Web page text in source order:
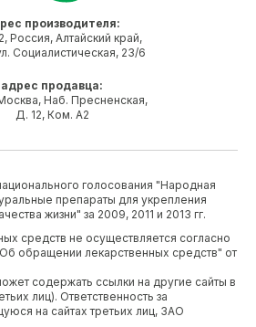
производителя:
Россия, Алтайский край,
Социалистическая, 23/6
адрес продавца:
Москва, Наб. Пресненская,
Д. 12, Ком. А2
голосования "Народная
препараты для укрепления
жизни" за 2009, 2011 и 2013 гг.
средств не осуществляется согласно
обращении лекарственных средств" от
содержать ссылки на другие сайты в
лиц). Ответственность за
на сайтах третьих лиц, ЗАО